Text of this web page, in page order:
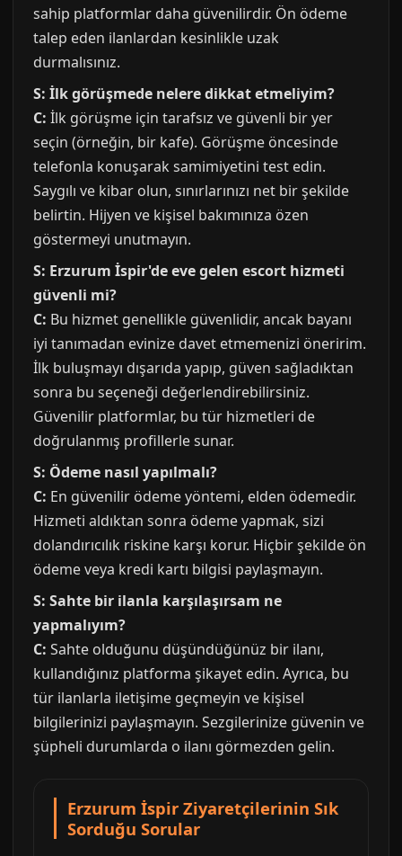
sahip platformlar daha güvenilirdir. Ön ödeme
talep eden ilanlardan kesinlikle uzak
durmalısınız.
S: İlk görüşmede nelere dikkat etmeliyim?
C: İlk görüşme için tarafsız ve güvenli bir yer
seçin (örneğin, bir kafe). Görüşme öncesinde
telefonla konuşarak samimiyetini test edin.
Saygılı ve kibar olun, sınırlarınızı net bir şekilde
belirtin. Hijyen ve kişisel bakımınıza özen
göstermeyi unutmayın.
S: Erzurum İspir'de eve gelen escort hizmeti
güvenli mi?
C: Bu hizmet genellikle güvenlidir, ancak bayanı
iyi tanımadan evinize davet etmemenizi öneririm.
İlk buluşmayı dışarıda yapıp, güven sağladıktan
sonra bu seçeneği değerlendirebilirsiniz.
Güvenilir platformlar, bu tür hizmetleri de
doğrulanmış profillerle sunar.
S: Ödeme nasıl yapılmalı?
C: En güvenilir ödeme yöntemi, elden ödemedir.
Hizmeti aldıktan sonra ödeme yapmak, sizi
dolandırıcılık riskine karşı korur. Hiçbir şekilde ön
ödeme veya kredi kartı bilgisi paylaşmayın.
S: Sahte bir ilanla karşılaşırsam ne
yapmalıyım?
C: Sahte olduğunu düşündüğünüz bir ilanı,
kullandığınız platforma şikayet edin. Ayrıca, bu
tür ilanlarla iletişime geçmeyin ve kişisel
bilgilerinizi paylaşmayın. Sezgilerinize güvenin ve
şüpheli durumlarda o ilanı görmezden gelin.
Erzurum İspir Ziyaretçilerinin Sık
Sorduğu Sorular